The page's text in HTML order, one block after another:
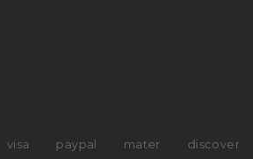
visa paypal mater discover